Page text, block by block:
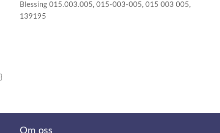
Blessing 015.003.005, 015-003-005, 015 003 005,
139195
}
Om oss